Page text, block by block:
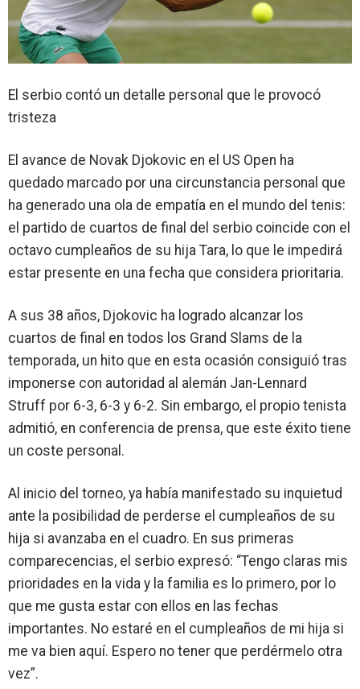
El serbio contó un detalle personal que le provocó
tristeza
El avance de Novak Djokovic en el US Open ha
quedado marcado por una circunstancia personal que
ha generado una ola de empatía en el mundo del tenis:
el partido de cuartos de final del serbio coincide con el
octavo cumpleaños de su hija Tara, lo que le impedirá
estar presente en una fecha que considera prioritaria.
A sus 38 años, Djokovic ha logrado alcanzar los
cuartos de final en todos los Grand Slams de la
temporada, un hito que en esta ocasión consiguió tras
imponerse con autoridad al alemán Jan-Lennard
Struff por 6-3, 6-3 y 6-2. Sin embargo, el propio tenista
admitió, en conferencia de prensa, que este éxito tiene
un coste personal.
Al inicio del torneo, ya había manifestado su inquietud
ante la posibilidad de perderse el cumpleaños de su
hija si avanzaba en el cuadro. En sus primeras
comparecencias, el serbio expresó: “Tengo claras mis
prioridades en la vida y la familia es lo primero, por lo
que me gusta estar con ellos en las fechas
importantes. No estaré en el cumpleaños de mi hija si
me va bien aquí. Espero no tener que perdérmelo otra
vez”.